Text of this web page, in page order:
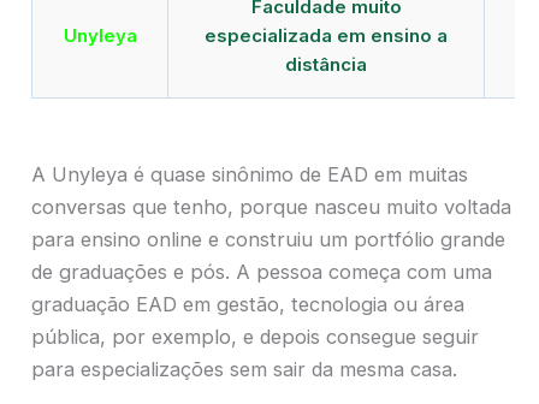
Unyleya
Faculdade muito
especializada em ensino a
distância
A Unyleya é quase sinônimo de EAD em muitas
conversas que tenho, porque nasceu muito voltada
para ensino online e construiu um portfólio grande
de graduações e pós. A pessoa começa com uma
graduação EAD em gestão, tecnologia ou área
pública, por exemplo, e depois consegue seguir
para especializações sem sair da mesma casa.